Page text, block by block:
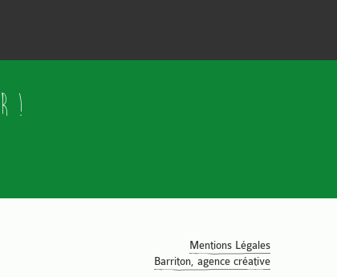
!
Mentions Légales
Barriton, agence créative